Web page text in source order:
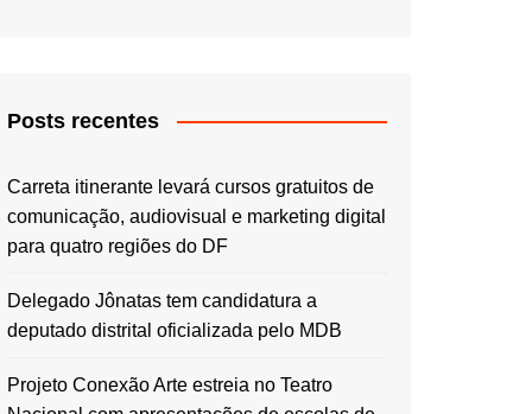
Posts recentes
Carreta itinerante levará cursos gratuitos de
comunicação, audiovisual e marketing digital
para quatro regiões do DF
Delegado Jônatas tem candidatura a
deputado distrital oficializada pelo MDB
Projeto Conexão Arte estreia no Teatro